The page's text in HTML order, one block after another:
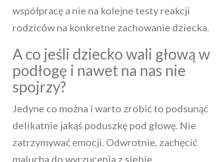
współpracę a nie na kolejne testy reakcji
rodziców na konkretne zachowanie dziecka.
A co jeśli dziecko wali głową w
podłogę i nawet na nas nie
spojrzy?
Jedyne co można i warto zrobić to podsunąć
delikatnie jakąś poduszkę pod głowę. Nie
zatrzymywać emocji. Odwrotnie, zachęcić
malucha do wyrzucenia z siebie